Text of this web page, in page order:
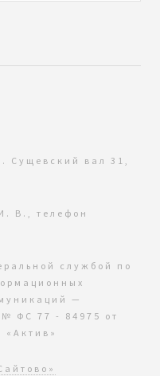
Сущевский вал 31,
В., телефон
службой по
—
ФС 77 - 84975 от